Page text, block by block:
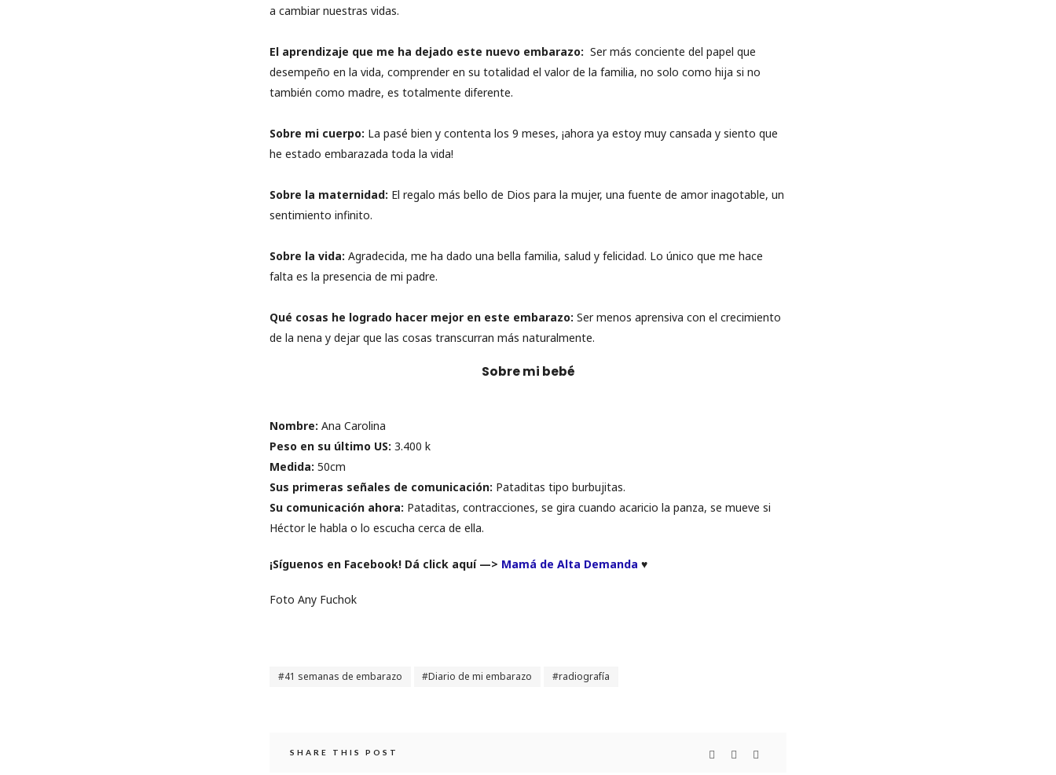
a cambiar nuestras vidas.
El aprendizaje que me ha dejado este nuevo embarazo: Ser más conciente del papel que
desempeño en la vida, comprender en su totalidad el valor de la familia, no solo como hija si no
también como madre, es totalmente diferente.
Sobre mi cuerpo: La pasé bien y contenta los 9 meses, ¡ahora ya estoy muy cansada y siento que
he estado embarazada toda la vida!
Sobre la maternidad: El regalo más bello de Dios para la mujer, una fuente de amor inagotable, un
sentimiento infinito.
Sobre la vida: Agradecida, me ha dado una bella familia, salud y felicidad. Lo único que me hace
falta es la presencia de mi padre.
Qué cosas he logrado hacer mejor en este embarazo: Ser menos aprensiva con el crecimiento
de la nena y dejar que las cosas transcurran más naturalmente.
Sobre mi bebé
Nombre: Ana Carolina
Peso en su último US: 3.400 k
Medida: 50cm
Sus primeras señales de comunicación: Pataditas tipo burbujitas.
Su comunicación ahora: Pataditas, contracciones, se gira cuando acaricio la panza, se mueve si
Héctor le habla o lo escucha cerca de ella.
¡Síguenos en Facebook! Dá click aquí —> Mamá de Alta Demanda ♥
Foto Any Fuchok
41 semanas de embarazo Diario de mi embarazo radiografía
SHARE THIS POST